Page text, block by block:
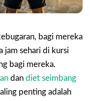
bagi mereka
jam sehari di kursi
bagi mereka.
dan diet seimbang
penting adalah